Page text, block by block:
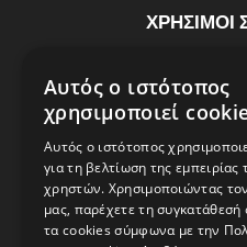
ΧΡΗΣΙΜΟΙ
Πολιτική
Πολιτική
Όροι
Αυτός ο ιστότοπος
χρησιμοποιεί
Αυτός ο ιστότοπος
για τη βελτίωση της εμπειρίας
χρηστών. Χρησιμοποιώντας
μας, παρέχετε τη συγκατάθεσή
τα cookies σύμφωνα με την